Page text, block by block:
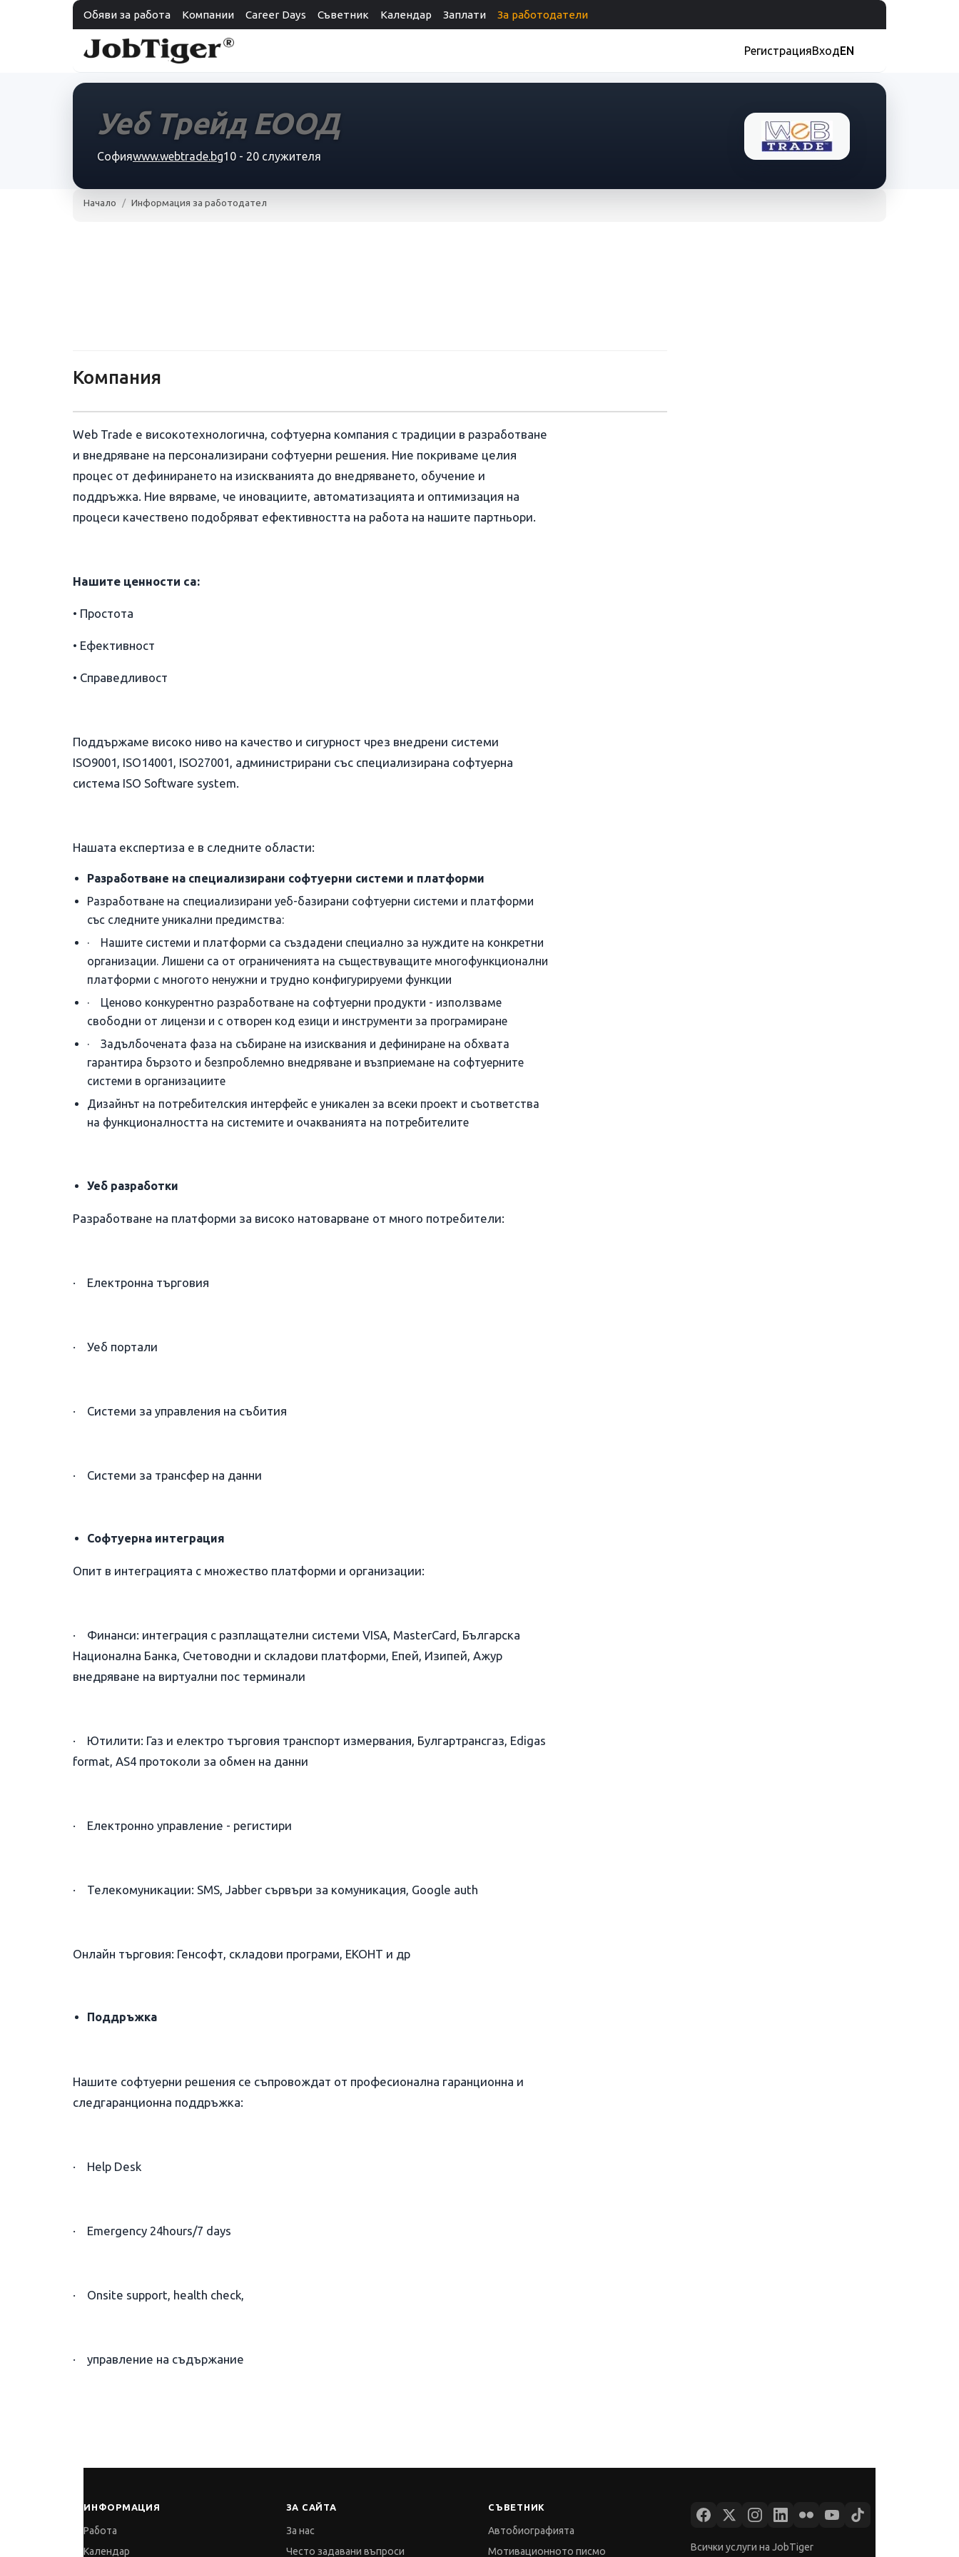
Обяви за работа Компании Career Days Съветник Календар Заплати За работодатели
РегистрацияВходEN
Уеб Трейд ЕООД
Софияwww.webtrade.bg10 - 20 служителя
Начало Информация за работодател
Компания
Web Trade е високотехнологична, софтуерна компания с традиции в разработване
и внедряване на персонализирани софтуерни решения. Ние покриваме целия
процес от дефинирането на изискванията до внедряването, обучение и
поддръжка. Ние вярваме, че иновациите, автоматизацията и оптимизация на
процеси качествено подобряват ефективността на работа на нашите партньори.
Нашите ценности са:
• Простота
• Ефективност
• Справедливост
Поддържаме високо ниво на качество и сигурност чрез внедрени системи
ISO9001, ISO14001, ISO27001, администрирани със специализирана софтуерна
система ISO Software system.
Нашата експертиза е в следните области:
Разработване на специализирани софтуерни системи и платформи
Разработване на специализирани уеб-базирани софтуерни системи и платформи
със следните уникални предимства:
· Нашите системи и платформи са създадени специално за нуждите на конкретни
организации. Лишени са от ограниченията на съществуващите многофункционални
платформи с многото ненужни и трудно конфигурируеми функции
· Ценово конкурентно разработване на софтуерни продукти - използваме
свободни от лицензи и с отворен код езици и инструменти за програмиране
· Задълбочената фаза на събиране на изисквания и дефиниране на обхвата
гарантира бързото и безпроблемно внедряване и възприемане на софтуерните
системи в организациите
Дизайнът на потребителския интерфейс е уникален за всеки проект и съответства
на функционалността на системите и очакванията на потребителите
Уеб разработки
Разработване на платформи за високо натоварване от много потребители:
· Електронна търговия
· Уеб портали
· Системи за управления на събития
· Системи за трансфер на данни
Софтуерна интеграция
Опит в интеграцията с множество платформи и организации:
· Финанси: интеграция с разплащателни системи VISA, MasterCard, Българска
Национална Банка, Счетоводни и складови платформи, Епей, Изипей, Ажур
внедряване на виртуални пос терминали
· Ютилити: Газ и електро търговия транспорт измервания, Булгартрансгаз, Edigas
format, AS4 протоколи за обмен на данни
· Електронно управление - регистири
· Телекомуникации: SMS, Jabber сървъри за комуникация, Google auth
Онлайн търговия: Генсофт, складови програми, ЕКОНТ и др
Поддръжка
Нашите софтуерни решения се съпровождат от професионална гаранционна и
следгаранционна поддръжка:
· Help Desk
· Emergency 24hours/7 days
· Onsite support, health check,
· управление на съдържание
ИНФОРМАЦИЯ
Работа
Календар
ЗА САЙТА
За нас
Често задавани въпроси
СЪВЕТНИК
Автобиографията
Мотивационното писмо
Всички услуги на JobTiger